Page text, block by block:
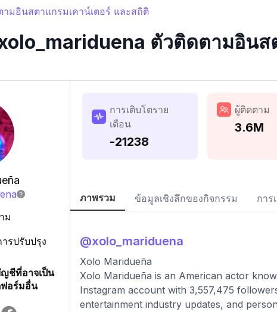
มอินสตาแกรมเคาน์เตอร์ และสถิติ
ตัวติดตามอินส
ม
รปรับปรุง
ชีที่อาจเป็น
อร์มอื่น
การเติบโตราย
เดือน
-21238
ผู้ติดตาม
3.6M
ภาพรวม ข้อมูลเชิงลึกของกิจกรรม การ
@xolo_mariduena
Xolo Maridueña
Xolo Maridueña is an American actor
Instagram account with 3,557,475
entertainment industry updates, and